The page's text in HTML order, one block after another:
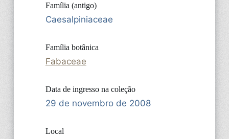
Família (antigo)
Caesalpiniaceae
Família botânica
Fabaceae
Data de ingresso na coleção
29 de novembro de 2008
Local